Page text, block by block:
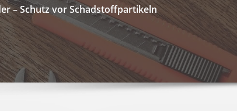
– Schutz vor Schadstoffpartikeln